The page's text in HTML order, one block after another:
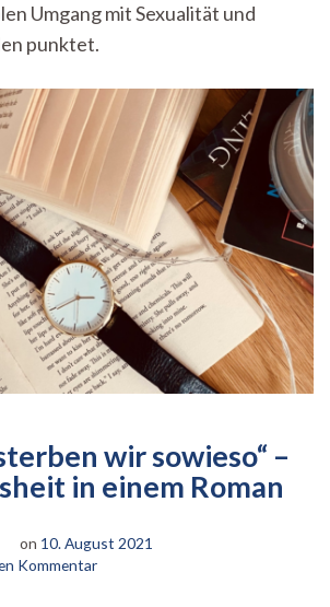
Art
Umgang mit Sexualität und
punktet.
wir sowieso“ –
in einem Roman
on 10. August 2021
Kommentarzu